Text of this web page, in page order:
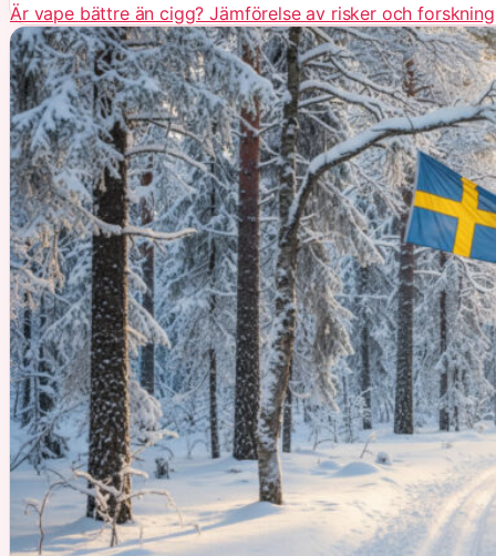
Är vape bättre än cigg? Jämförelse av risker och forskning